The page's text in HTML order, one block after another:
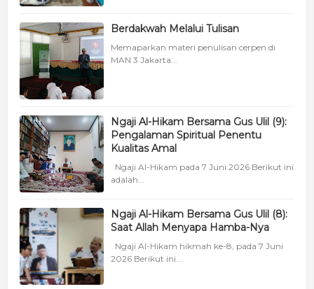
Berdakwah Melalui Tulisan
Memaparkan materi penulisan cerpen di
MAN 3 Jakarta...
Ngaji Al-Hikam Bersama Gus Ulil (9):
Pengalaman Spiritual Penentu
Kualitas Amal
Ngaji Al-Hikam pada 7 Juni 2026 Berikut ini
adalah...
Ngaji Al-Hikam Bersama Gus Ulil (8):
Saat Allah Menyapa Hamba-Nya
Ngaji Al-Hikam hikmah ke-8, pada 7 Juni
2026 Berikut ini...